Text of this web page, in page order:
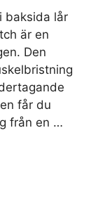
baksida lår
är en
Den
får du
från en …